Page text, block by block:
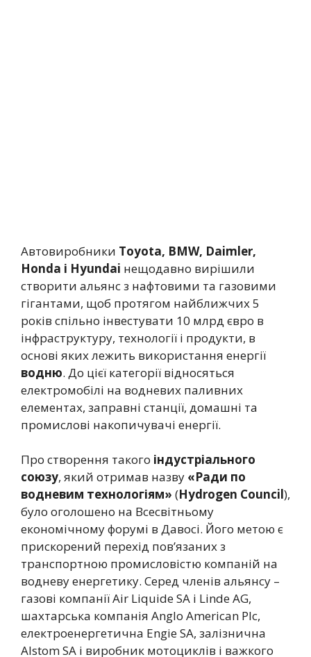
Автовиробники Toyota, BMW, Daimler,
Honda і Hyundai нещодавно вирішили
створити альянс з нафтовими та газовими
гігантами, щоб протягом найближчих 5
років спільно інвестувати 10 млрд євро в
інфраструктуру, технології і продукти, в
основі яких лежить використання енергії
водню. До цієї категорії відносяться
електромобілі на водневих паливних
елементах, заправні станції, домашні та
промислові накопичувачі енергії.
Про створення такого індустріального
союзу, який отримав назву «Ради по
водневим технологіям» (Hydrogen Council),
було оголошено на Всесвітньому
економічному форумі в Давосі. Його метою є
прискорений перехід пов’язаних з
транспортною промисловістю компаній на
водневу енергетику. Серед членів альянсу –
газові компанії Air Liquide SA і Linde AG,
шахтарська компанія Anglo American Plc,
електроенергетична Engie SA, залізнична
Alstom SA і виробник мотоциклів і важкого